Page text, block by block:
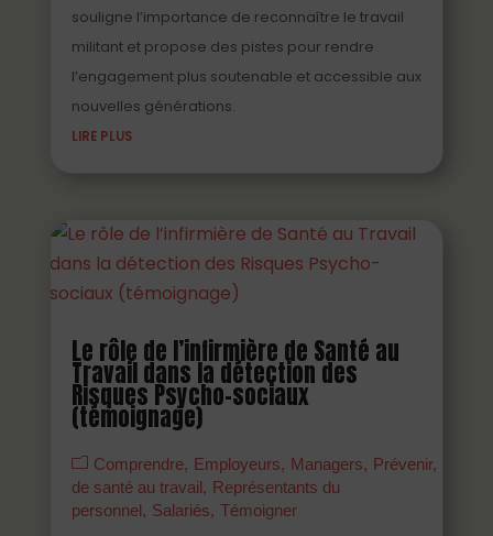
souligne l’importance de reconnaître le travail
militant et propose des pistes pour rendre
l’engagement plus soutenable et accessible aux
nouvelles générations.
LIRE PLUS
Le rôle de l’infirmière de Santé au
Travail dans la détection des
Risques Psycho-sociaux
(témoignage)
Comprendre Employeurs Managers Prévenir
de santé au travail
Représentants du
personnel
Salariés Témoigner